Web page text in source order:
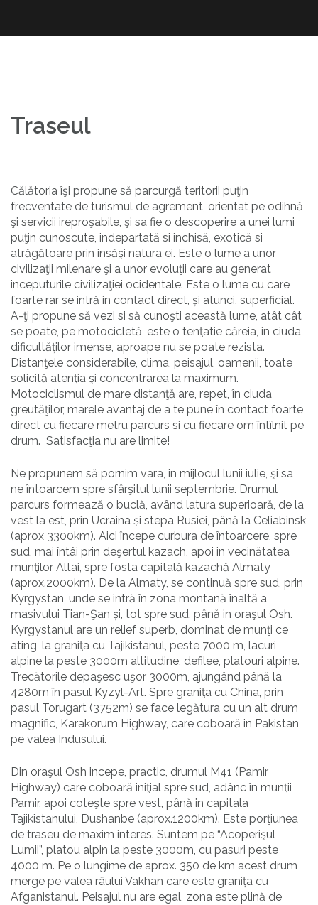
content
Traseul
Călătoria îşi propune să parcurgă teritorii puţin
frecventate de turismul de agrement, orientat pe odihnă
şi servicii ireproşabile, şi sa fie o descoperire a unei lumi
puţin cunoscute, indepartată si inchisă, exotică si
atrăgătoare prin insăşi natura ei. Este o lume a unor
civilizaţii milenare şi a unor evoluţii care au generat
inceputurile civilizaţiei ocidentale. Este o lume cu care
foarte rar se intră in contact direct, și atunci, superficial.
A-ţi propune să vezi si să cunoşti această lume, atât cât
se poate, pe motocicletă, este o tenţatie căreia, in ciuda
dificultăților imense, aproape nu se poate rezista.
Distanţele considerabile, clima, peisajul, oamenii, toate
solicită atenţia şi concentrarea la maximum.
Motociclismul de mare distanţă are, repet, în ciuda
greutăţilor, marele avantaj de a te pune în contact foarte
direct cu fiecare metru parcurs si cu fiecare om întîlnit pe
drum. Satisfacţia nu are limite!
Ne propunem să pornim vara, in mijlocul lunii iulie, şi sa
ne întoarcem spre sfârşitul lunii septembrie. Drumul
parcurs formează o buclă, având latura superioară, de la
vest la est, prin Ucraina și stepa Rusiei, până la Celiabinsk
(aprox 3300km). Aici începe curbura de întoarcere, spre
sud, mai întâi prin deşertul kazach, apoi in vecinătatea
munţilor Altai, spre fosta capitală kazachă Almaty
(aprox.2000km). De la Almaty, se continuă spre sud, prin
Kyrgystan, unde se intră în zona montană înaltă a
masivului Tian-Şan și, tot spre sud, până in oraşul Osh.
Kyrgystanul are un relief superb, dominat de munţi ce
ating, la graniţa cu Tajikistanul, peste 7000 m, lacuri
alpine la peste 3000m altitudine, defilee, platouri alpine.
Trecătorile depaşesc uşor 3000m, ajungând până la
4280m în pasul Kyzyl-Art. Spre graniţa cu China, prin
pasul Torugart (3752m) se face legătura cu un alt drum
magnific, Karakorum Highway, care coboară in Pakistan,
pe valea Indusului.
Din oraşul Osh incepe, practic, drumul M41 (Pamir
Highway) care coboară iniţial spre sud, adânc în munţii
Pamir, apoi coteşte spre vest, până in capitala
Tajikistanului, Dushanbe (aprox.1200km). Este porţiunea
de traseu de maxim interes. Suntem pe “Acoperişul
Lumii”, platou alpin la peste 3000m, cu pasuri peste
4000 m. Pe o lungime de aprox. 350 de km acest drum
merge pe valea râului Vakhan care este granița cu
Afganistanul. Peisajul nu are egal, zona este plină de